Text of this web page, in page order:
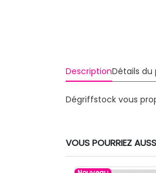
DescriptionDétails du
Dégriffstock vous
VOUS POURRIEZ